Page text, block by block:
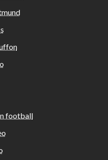
football